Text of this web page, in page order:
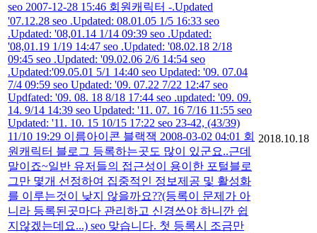
seo 2007-12-28 15:46 회원캐릭터 -.Updated
'07.12.28 seo .Updated: 08.01.05 1/5 16:33 seo
.Updated: '08,01.14 1/14 09:39 seo .Updated:
'08,01.19 1/19 14:47 seo .Updated: '08.02.18 2/18
09:45 seo .Updated: '09.02.06 2/6 14:54 seo
.Updated:'09.05.01 5/1 14:40 seo Updated: '09. 07.04
7/4 09:59 seo Updated: '09. 07.22 7/22 12:47 seo
Updfated: '09. 08. 18 8/18 17:44 seo .updated: '09. 09.
14. 9/14 14:39 seo Updated: '11. 07. 16 7/16 11:55 seo
Updated: '11. 10. 15 10/15 17:22 seo 23-42, (43/39)
11/10 19:29 이름아이콘 블랙잭 2008-03-02 04:01 회
원캐릭터 블로그 등록하는곳도 많이 있군요..근데
말이죠~일반 유저들의 접근성이 용이한 포털블로
그만 몇개 선정하여 집중적인 정보제공 및 활성화
를 이루는것이 낮지 않을까요??(등록이 문제가 아
니라 등록된곳마다 관리하고 신경쓰야 하니깐 쉽
지않겠는데요...) seo 맞습니다. 첫 등록시 조금만
2018.10.18